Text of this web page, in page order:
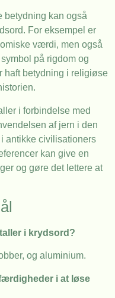
betydning kan også
For eksempel er
værdi, men også
på rigdom og
haft betydning i religiøse
i forbindelse med
af jern i den
antikke civilisationers
kan give en
og gøre det lettere at
i krydsord?
og aluminium.
i at løse